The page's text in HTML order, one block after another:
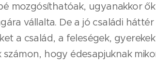
mozgósíthatóak, ugyanakkor
vállalta. De a jó családi
a család, a feleségek,
hogy édesapjuknak